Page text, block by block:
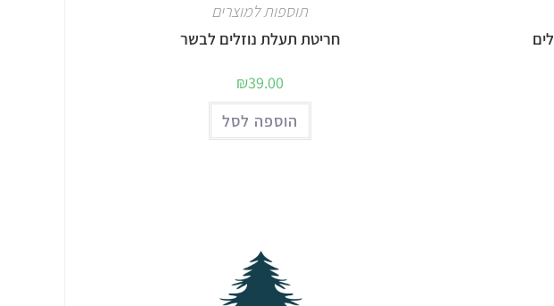
תוספות למוצרים
חריטת תעלת נוזלים לבשר
₪39.00
הוספה לסל